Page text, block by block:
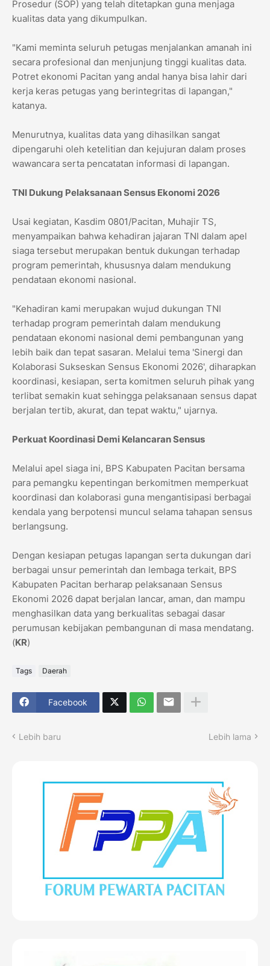
Prosedur (SOP) yang telah ditetapkan guna menjaga
kualitas data yang dikumpulkan.
"Kami meminta seluruh petugas menjalankan amanah ini
secara profesional dan menjunjung tinggi kualitas data.
Potret ekonomi Pacitan yang andal hanya bisa lahir dari
kerja keras petugas yang berintegritas di lapangan,"
katanya.
Menurutnya, kualitas data yang dihasilkan sangat
dipengaruhi oleh ketelitian dan kejujuran dalam proses
wawancara serta pencatatan informasi di lapangan.
TNI Dukung Pelaksanaan Sensus Ekonomi 2026
Usai kegiatan, Kasdim 0801/Pacitan, Muhajir TS,
menyampaikan bahwa kehadiran jajaran TNI dalam apel
siaga tersebut merupakan bentuk dukungan terhadap
program pemerintah, khususnya dalam mendukung
pendataan ekonomi nasional.
"Kehadiran kami merupakan wujud dukungan TNI
terhadap program pemerintah dalam mendukung
pendataan ekonomi nasional demi pembangunan yang
lebih baik dan tepat sasaran. Melalui tema 'Sinergi dan
Kolaborasi Sukseskan Sensus Ekonomi 2026', diharapkan
koordinasi, kesiapan, serta komitmen seluruh pihak yang
terlibat semakin kuat sehingga pelaksanaan sensus dapat
berjalan tertib, akurat, dan tepat waktu," ujarnya.
Perkuat Koordinasi Demi Kelancaran Sensus
Melalui apel siaga ini, BPS Kabupaten Pacitan bersama
para pemangku kepentingan berkomitmen memperkuat
koordinasi dan kolaborasi guna mengantisipasi berbagai
kendala yang berpotensi muncul selama tahapan sensus
berlangsung.
Dengan kesiapan petugas lapangan serta dukungan dari
berbagai unsur pemerintah dan lembaga terkait, BPS
Kabupaten Pacitan berharap pelaksanaan Sensus
Ekonomi 2026 dapat berjalan lancar, aman, dan mampu
menghasilkan data yang berkualitas sebagai dasar
perumusan kebijakan pembangunan di masa mendatang.
(KR)
Tags Daerah
Facebook
Lebih baru Lebih lama